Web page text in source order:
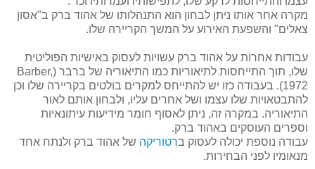
מקרה אחר אותו ניתן לבחון הוא התנהלותו של אהוד ברק ב"אסון
צאלים" והשפעת האירוע על המשך הקריירה שלו.
עבודות אחרות על אהוד ברק עשויות לעסוק באישיות הפוליטית
שלו, תוך התייחסות לתיאוריות כמו התיאוריה של ברבר (Barber,
1972). בעבודה כזו יש להתייחס למקרים בולטים בקריירה שלו וכן
להתבטאויות שלו עצמו ושל אחרים עליו, ולבחון אותם לאור
התיאוריה. במקרה זה, ניתן לאסוף חומר מידיעות עיתונאיות
וספרים העוסקים באהוד ברק.
עבודה נוספת יכולה לעסוק ברטוריקה של אהוד ברק ולנתח אחד
מנאומיו לפני הבחירות.